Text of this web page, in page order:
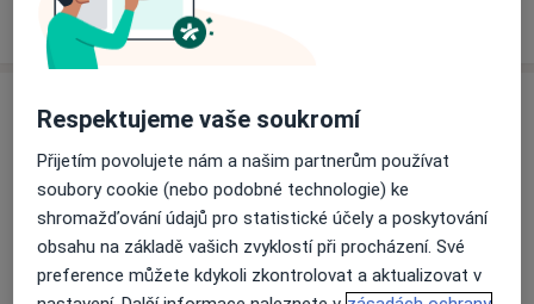
Názory
Přidejte svůj názor
13 názorů
Respektujeme vaše soukromí
Přijetím povolujete nám a našim partnerům používat
soubory cookie (nebo podobné technologie) ke
shromažďování údajů pro statistické účely a poskytování
obsahu na základě vašich zvyklostí při procházení. Své
preference můžete kdykoli zkontrolovat a aktualizovat v